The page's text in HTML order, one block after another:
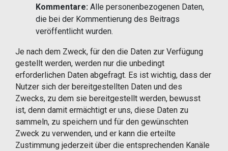
Kommentare: Alle personenbezogenen Daten,
die bei der Kommentierung des Beitrags
veröffentlicht wurden.
Je nach dem Zweck, für den die Daten zur Verfügung
gestellt werden, werden nur die unbedingt
erforderlichen Daten abgefragt. Es ist wichtig, dass der
Nutzer sich der bereitgestellten Daten und des
Zwecks, zu dem sie bereitgestellt werden, bewusst
ist, denn damit ermächtigt er uns, diese Daten zu
sammeln, zu speichern und für den gewünschten
Zweck zu verwenden, und er kann die erteilte
Zustimmung jederzeit über die entsprechenden Kanäle